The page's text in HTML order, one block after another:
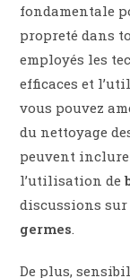
fondamentale
propreté dans
employés les
efficaces et
vous pouvez
du nettoyage
peuvent
l’utilisation de
discussions sur
germes
De plus,